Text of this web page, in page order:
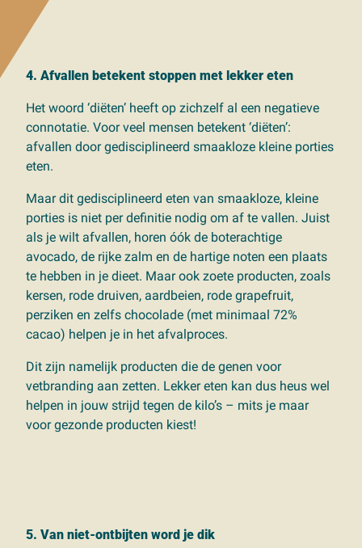
4. Afvallen betekent stoppen met lekker eten
Het woord ‘diëten’ heeft op zichzelf al een negatieve
connotatie. Voor veel mensen betekent ‘diëten’:
afvallen door gedisciplineerd smaakloze kleine porties
eten.
Maar dit gedisciplineerd eten van smaakloze, kleine
porties is niet per definitie nodig om af te vallen. Juist
als je wilt afvallen, horen óók de boterachtige
avocado, de rijke zalm en de hartige noten een plaats
te hebben in je dieet. Maar ook zoete producten, zoals
kersen, rode druiven, aardbeien, rode grapefruit,
perziken en zelfs chocolade (met minimaal 72%
cacao) helpen je in het afvalproces.
Dit zijn namelijk producten die de genen voor
vetbranding aan zetten. Lekker eten kan dus heus wel
helpen in jouw strijd tegen de kilo’s – mits je maar
voor gezonde producten kiest!
5. Van niet-ontbijten word je dik